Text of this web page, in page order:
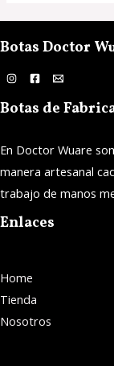
Botas Doctor
Botas de
En Doctor Wuare
manera artesanal
trabajo de manos
Enlaces
Home
Tienda
Nosotros